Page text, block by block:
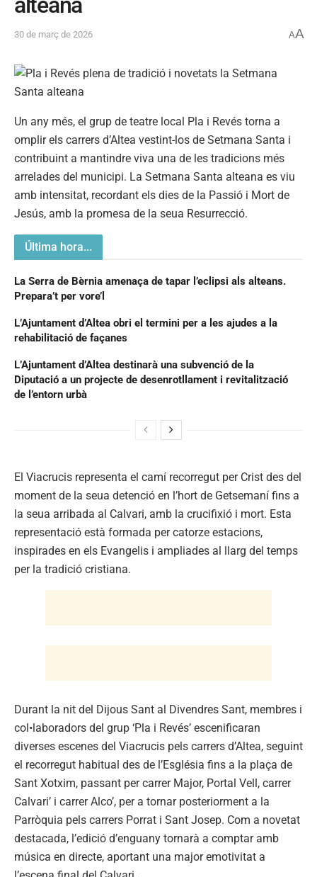
30 de març de 2026 AA
Un any més, el grup de teatre local Pla i Revés torna a
omplir els carrers d’Altea vestint-los de Setmana Santa i
contribuint a mantindre viva una de les tradicions més
arrelades del municipi. La Setmana Santa alteana es viu
amb intensitat, recordant els dies de la Passió i Mort de
Jesús, amb la promesa de la seua Resurrecció.
Última hora...
La Serra de Bèrnia amenaça de tapar l’eclipsi als alteans.
Prepara’t per vore’l
L’Ajuntament d’Altea obri el termini per a les ajudes a la
rehabilitació de façanes
L’Ajuntament d’Altea destinarà una subvenció de la
Diputació a un projecte de desenrotllament i revitalització
de l’entorn urbà
El Viacrucis representa el camí recorregut per Crist des del
moment de la seua detenció en l’hort de Getsemaní fins a
la seua arribada al Calvari, amb la crucifixió i mort. Esta
representació està formada per catorze estacions,
inspirades en els Evangelis i ampliades al llarg del temps
per la tradició cristiana.
Durant la nit del Dijous Sant al Divendres Sant, membres i
col•laboradors del grup ‘Pla i Revés’ escenificaran
diverses escenes del Viacrucis pels carrers d’Altea, seguint
el recorregut habitual des de l’Església fins a la plaça de
Sant Xotxim, passant per carrer Major, Portal Vell, carrer
Calvari’ i carrer Alco’, per a tornar posteriorment a la
Parròquia pels carrers Porrat i Sant Josep. Com a novetat
destacada, l’edició d’enguany tornarà a comptar amb
música en directe, aportant una major emotivitat a